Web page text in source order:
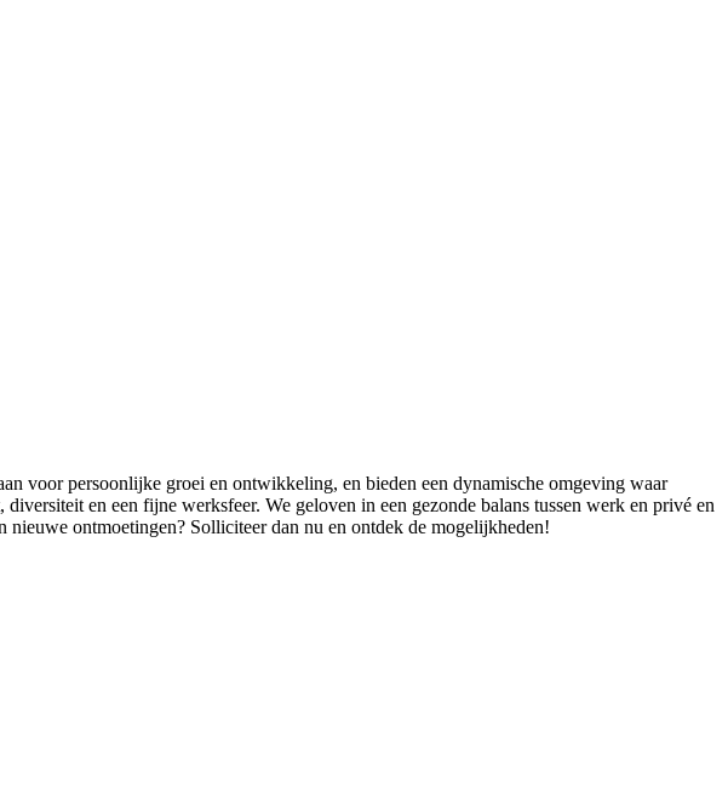
voor persoonlijke groei en ontwikkeling, en bieden een dynamische omgeving waar
en een fijne werksfeer. We geloven in een gezonde balans tussen werk en privé en
ontmoetingen? Solliciteer dan nu en ontdek de mogelijkheden!